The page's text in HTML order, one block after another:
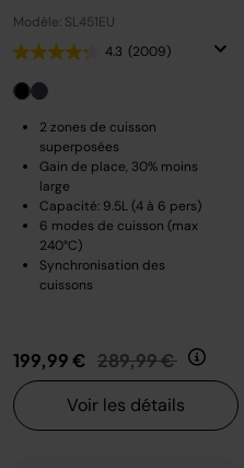
Modèle: SL451EU
4.3 (2009)
2 zones de cuisson
superposées
Gain de place, 30% moins
large
Capacité: 9.5L (4 à 6 pers)
6 modes de cuisson (max
240°C)
Synchronisation des
cuissons
199,99 € Prix réduit de
289,99 € au
Voir les détails